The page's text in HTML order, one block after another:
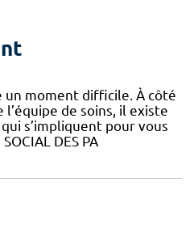
un moment difficile. À côté
de soins, il existe
s’impliquent pour vous
DES PA